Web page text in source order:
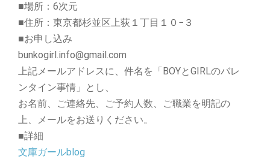
■場所：6次元
■住所：東京都杉並区上荻１丁目１０−３
■お申し込み
bunkogirl.info@gmail.com
上記メールアドレスに、件名を「BOYとGIRLのバレ
ンタイン事情」とし、
お名前、ご連絡先、ご予約人数、ご職業を明記の
上、メールをお送りください。
■詳細
文庫ガールblog